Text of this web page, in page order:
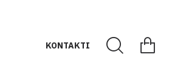
KONTAKTI